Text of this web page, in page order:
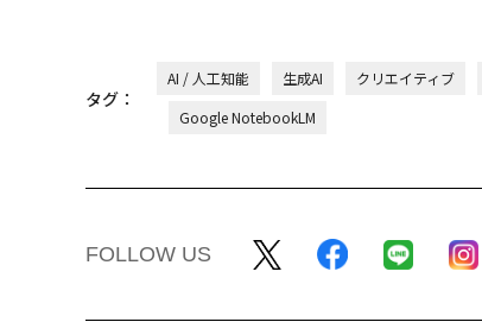
タグ：
AI / 人工知能 生成AI クリエイティブ
Google NotebookLM
FOLLOW US